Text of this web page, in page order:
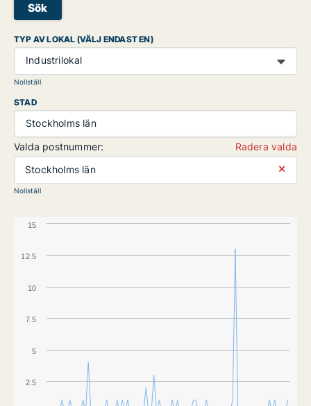
Sök
TYP AV LOKAL (VÄLJ ENDAST EN)
Industrilokal
Nollställ
STAD
Stockholms län
Valda postnummer:
Radera valda
Stockholms län
⨯
Nollställ
2.5
5
7.5
10
12.5
15